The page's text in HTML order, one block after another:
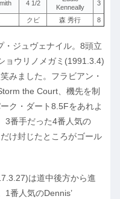
4 1/2
Kenneally
3
クビ 森 秀行 8
・ジュヴェナイル。8頭立
ョウリノメガミ(1991.3.4)
みました。フラビアン・
the Court、機先を制
ク・ダート8.5Fをあれよ
3番手だった4番人気の
け封じたところがゴール
は道中後方から進
1番人気のDennis’